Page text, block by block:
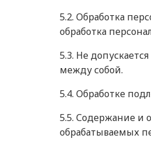
5.2. Обработка
обработка
5.3. Не
между собой.
5.4. Обработке
5.5. Содержание и
обрабатываемых